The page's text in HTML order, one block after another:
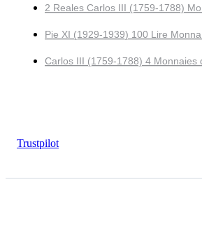
2 Reales Carlos III (1759-1788)
Pie XI (1929-1939) 100 Lire
Carlos III (1759-1788) 4 Monnaies
Trustpilot